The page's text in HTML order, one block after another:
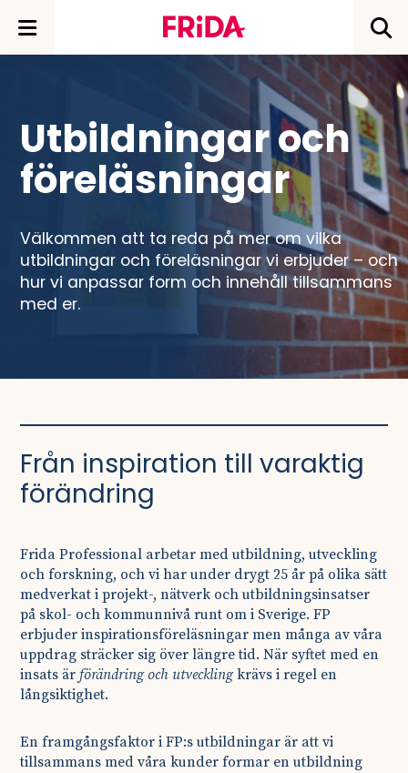
Utbildningar och
föreläsningar
Välkommen att ta reda på mer om vilka
utbildningar och föreläsningar vi erbjuder – och
hur vi anpassar form och innehåll tillsammans
med er.
Från inspiration till varaktig
förändring
Frida Professional arbetar med utbildning, utveckling
och forskning, och vi har under drygt 25 år på olika sätt
medverkat i projekt-, nätverk och utbildningsinsatser
på skol- och kommunnivå runt om i Sverige. FP
erbjuder inspirationsföreläsningar men många av våra
uppdrag sträcker sig över längre tid. När syftet med en
insats ärförändring och utvecklingkrävs i regel en
långsiktighet.
En framgångsfaktor i FP:s utbildningar är att vi
tillsammans med våra kunder formar en utbildning